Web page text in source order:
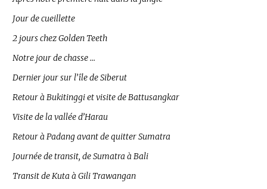
Jour de cueillette
2 jours chez Golden Teeth
Notre jour de chasse …
Dernier jour sur l’île de Siberut
Retour à Bukitinggi et visite de Battusangkar
Visite de la vallée d’Harau
Retour à Padang avant de quitter Sumatra
Journée de transit, de Sumatra à Bali
Transit de Kuta à Gili Trawangan